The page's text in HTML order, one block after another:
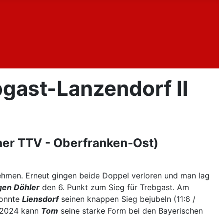
Lanzendorf II
TTV - Oberfranken-Ost)
Erneut gingen beide Doppel verloren und man lag
Döhler den 6. Punkt zum Sieg für Trebgast. Am
Liensdorf seinen knappen Sieg bejubeln (11:6 /
kann Tom seine starke Form bei den Bayerischen